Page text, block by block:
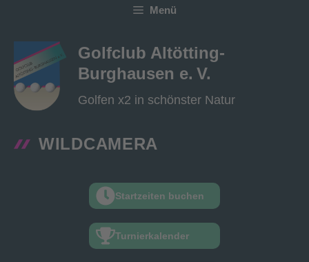
springen
Menü
Golfclub Altötting-
Burghausen e. V.
Golfen x2 in schönster Natur
Startzeiten buchen
Turnierkalender
WILDCAMERA